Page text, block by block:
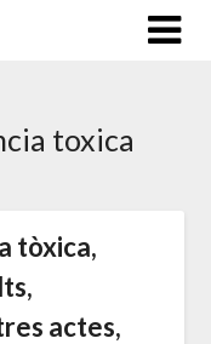
toxica
tòxica,
actes,